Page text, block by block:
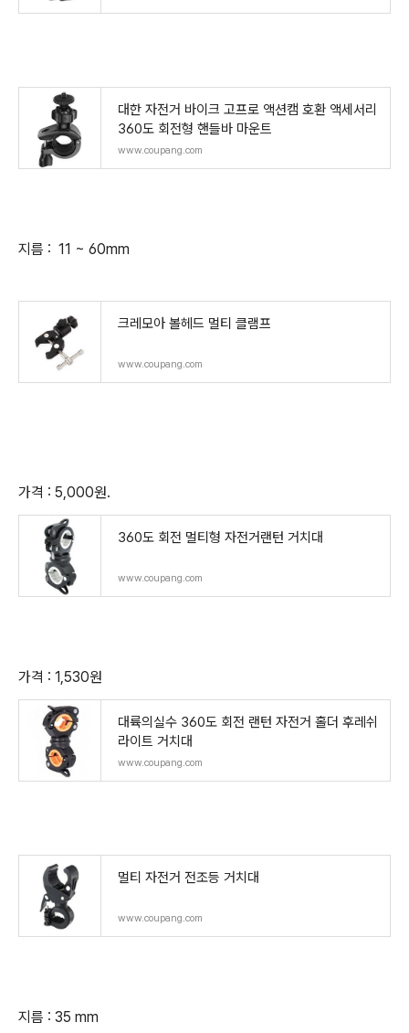
대한 자전거 바이크 고프로 액션캠 호환 액세서리
360도 회전형 핸들바 마운트
www.coupang.com
지름 : 11 ~ 60mm
크레모아 볼헤드 멀티 클램프
www.coupang.com
가격 : 5,000원.
360도 회전 멀티형 자전거랜턴 거치대
www.coupang.com
가격 : 1,530원
대륙의실수 360도 회전 랜턴 자전거 홀더 후레쉬
라이트 거치대
www.coupang.com
멀티 자전거 전조등 거치대
www.coupang.com
지름 : 35 mm